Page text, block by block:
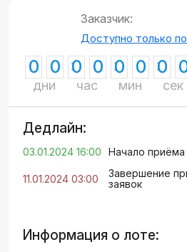
Заказчик:
Доступно только
0 0
дни
0 0
час
0 0
мин
0
сек
Дедлайн:
03.01.2024 16:00 Начало приёма
11.01.2024 03:00
Завершение
заявок
Информация о лоте: